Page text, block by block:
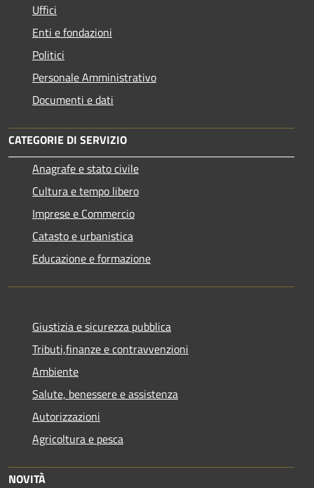
Uffici
Enti e fondazioni
Politici
Personale Amministrativo
Documenti e dati
CATEGORIE DI SERVIZIO
Anagrafe e stato civile
Cultura e tempo libero
Imprese e Commercio
Catasto e urbanistica
Educazione e formazione
Giustizia e sicurezza pubblica
Tributi,finanze e contravvenzioni
Ambiente
Salute, benessere e assistenza
Autorizzazioni
Agricoltura e pesca
NOVITÀ